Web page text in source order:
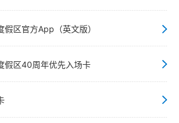
假区官方App（英文版）
假区40周年优先入场卡